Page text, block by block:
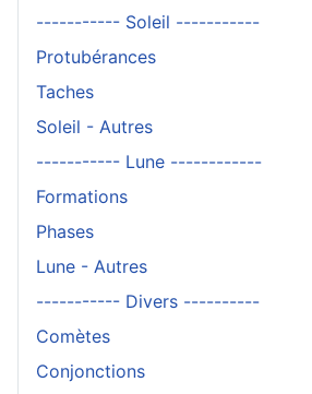
----------- Soleil -----------
Protubérances
Taches
Soleil - Autres
----------- Lune ------------
Formations
Phases
Lune - Autres
----------- Divers ----------
Comètes
Conjonctions